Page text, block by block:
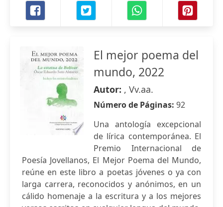
El mejor poema del
mundo, 2022
Autor: , Vv.aa.
Número de Páginas: 92
Una antología excepcional
de lírica contemporánea. El
Premio Internacional de
Poesía Jovellanos, El Mejor Poema del Mundo,
reúne en este libro a poetas jóvenes o ya con
larga carrera, reconocidos y anónimos, en un
cálido homenaje a la escritura y a los mejores